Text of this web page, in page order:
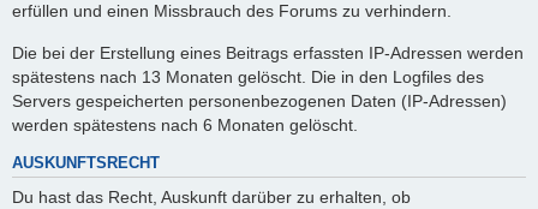
erfüllen und einen Missbrauch des Forums zu verhindern.
Die bei der Erstellung eines Beitrags erfassten IP-Adressen werden
spätestens nach 13 Monaten gelöscht. Die in den Logfiles des
Servers gespeicherten personenbezogenen Daten (IP-Adressen)
werden spätestens nach 6 Monaten gelöscht.
AUSKUNFTSRECHT
Du hast das Recht, Auskunft darüber zu erhalten, ob